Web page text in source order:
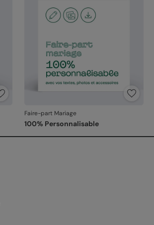
Faire-part Mariage
100% Personnalisable